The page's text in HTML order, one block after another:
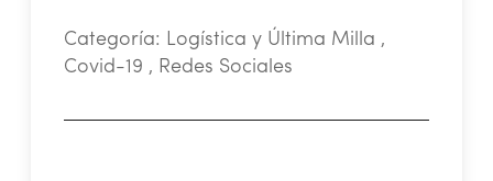
Categoría: Logística y Última Milla ,
Covid-19 , Redes Sociales